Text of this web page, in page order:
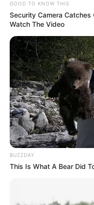
GOOD TO KNOW THIS
Security Camera Catches
Watch The Video
BUZZDAY
This Is What A Bear Did